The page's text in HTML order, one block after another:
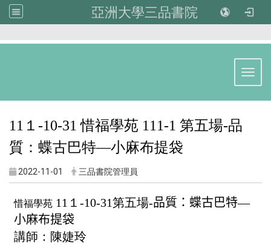
亞洲大學三品書院
11１-10-31惜福學苑 111-1 第五場-品
質：蝶古巴特—小麻布提袋
2022-11-01 三品書院管理員
惜福學苑 11１-10-31第五場-品質：蝶古巴特—
小麻布提袋
講師：陳婕玲